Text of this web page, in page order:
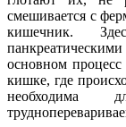
смешивается с
кишечник.
основном процесс
кишке, где
необходима